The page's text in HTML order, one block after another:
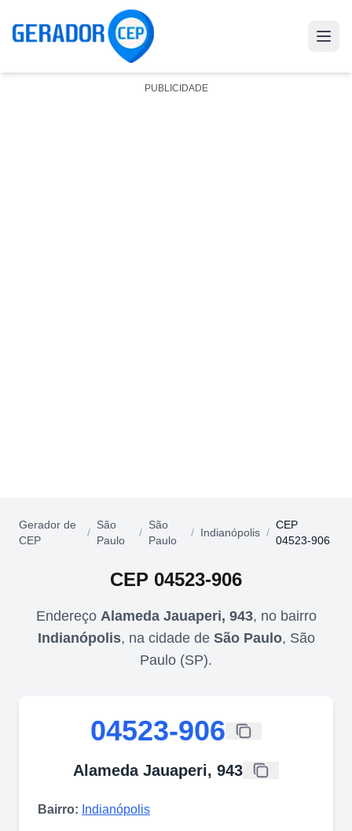
PUBLICIDADE
Gerador de
CEP
/
São
Paulo
/
São
Paulo
/ Indianópolis /
CEP
04523-906
CEP 04523-906
Endereço Alameda Jauaperi, 943, no bairro
Indianópolis, na cidade de São Paulo, São
Paulo (SP).
04523-906
Alameda Jauaperi, 943
Bairro: Indianópolis